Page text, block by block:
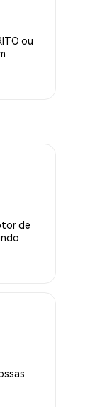
ou
de